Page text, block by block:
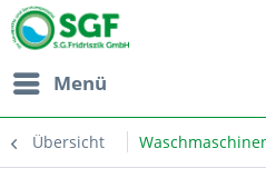
Menü
Übersicht